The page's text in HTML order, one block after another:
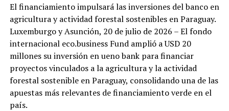
El financiamiento impulsará las inversiones del banco en
agricultura y actividad forestal sostenibles en Paraguay.
Luxemburgo y Asunción, 20 de julio de 2026 – El fondo
internacional eco.business Fund amplió a USD 20
millones su inversión en ueno bank para financiar
proyectos vinculados a la agricultura y la actividad
forestal sostenible en Paraguay, consolidando una de las
apuestas más relevantes de financiamiento verde en el
país.